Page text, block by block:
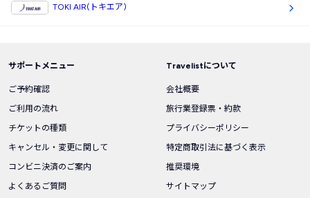
TOKI AIR(トキエア)
サポートメニュー
ご予約確認
ご利用の流れ
チケットの種類
キャンセル・変更に関して
コンビニ決済のご案内
よくあるご質問
Travelistについて
会社概要
旅行業登録票・約款
プライバシーポリシー
特定商取引法に基づく表示
推奨環境
サイトマップ